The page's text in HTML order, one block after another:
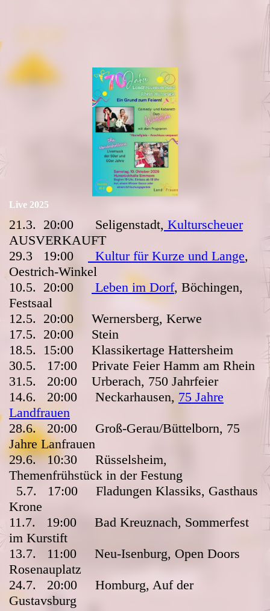
Live 2025
21.3. 20:00 Seligenstadt, Kulturscheuer
AUSVERKAUFT
29.3 19:00
Kultur für Kurze und Lange,
Oestrich-Winkel
10.5. 20:00
Leben im Dorf, Böchingen,
Festsaal
12.5. 20:00 Wernersberg, Kerwe
17.5. 20:00 Stein
18.5. 15:00 Klassikertage Hattersheim
30.5. 17:00 Private Feier Hamm am Rhein
31.5. 20:00 Urberach, 750 Jahrfeier
14.6. 20:00 Neckarhausen, 75 Jahre
Landfrauen
28.6. 20:00 Groß-Gerau/Büttelborn, 75
Jahre Lanfrauen
29.6. 10:30 Rüsselsheim,
Themenfrühstück in der Festung
5.7. 17:00 Fladungen Klassiks, Gasthaus
Krone
11.7. 19:00 Bad Kreuznach, Sommerfest
im Kurstift
13.7. 11:00 Neu-Isenburg, Open Doors
Rosenauplatz
24.7. 20:00 Homburg, Auf der
Gustavsburg